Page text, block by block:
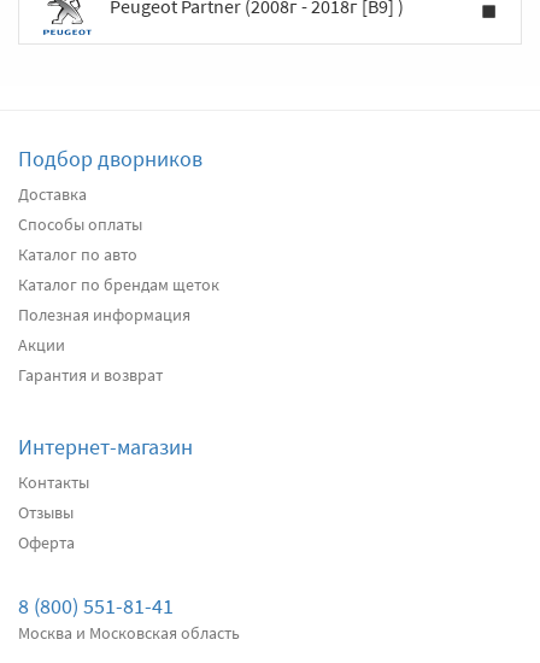
Peugeot Partner (2008г - 2018г [B9] )
Подбор дворников
Доставка
Способы оплаты
Каталог по авто
Каталог по брендам щеток
Полезная информация
Акции
Гарантия и возврат
Интернет-магазин
Контакты
Отзывы
Оферта
8 (800) 551-81-41
Москва и Московская область